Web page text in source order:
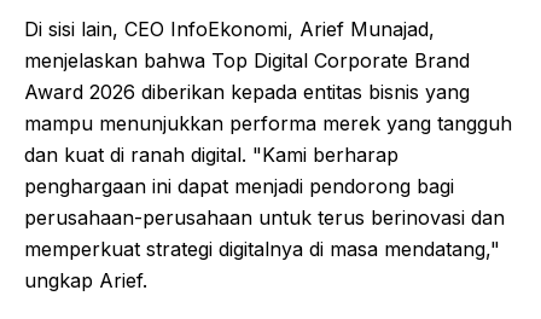
Di sisi lain, CEO InfoEkonomi, Arief Munajad,
menjelaskan bahwa Top Digital Corporate Brand
Award 2026 diberikan kepada entitas bisnis yang
mampu menunjukkan performa merek yang tangguh
dan kuat di ranah digital. "Kami berharap
penghargaan ini dapat menjadi pendorong bagi
perusahaan-perusahaan untuk terus berinovasi dan
memperkuat strategi digitalnya di masa mendatang,"
ungkap Arief.